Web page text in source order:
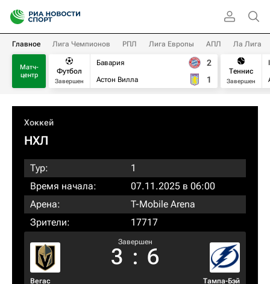
Главное Лига Чемпионов РПЛ Лига Европы АПЛ Ла Лига
Матч-
центр
Футбол
Завершен
Бавария
Астон Вилла
2
1
Теннис
Завершен
Хоккей
НХЛ
Тур:
1
Время начала:
07.11.2025 в 06:00
Арена:
T-Mobile Arena
Зрители:
17717
Вегас
Завершен
3 : 6
Тампа-Бэй